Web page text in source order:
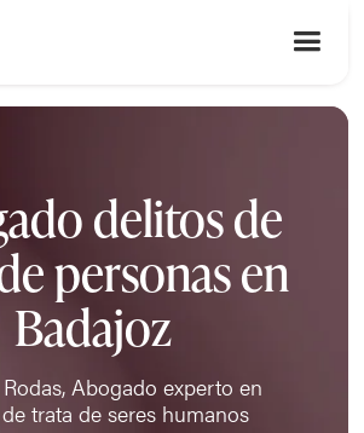
delitos de
personas en
Badajoz
Abogado experto en
trata de seres humanos